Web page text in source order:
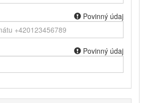
Povinný údaj
Povinný údaj